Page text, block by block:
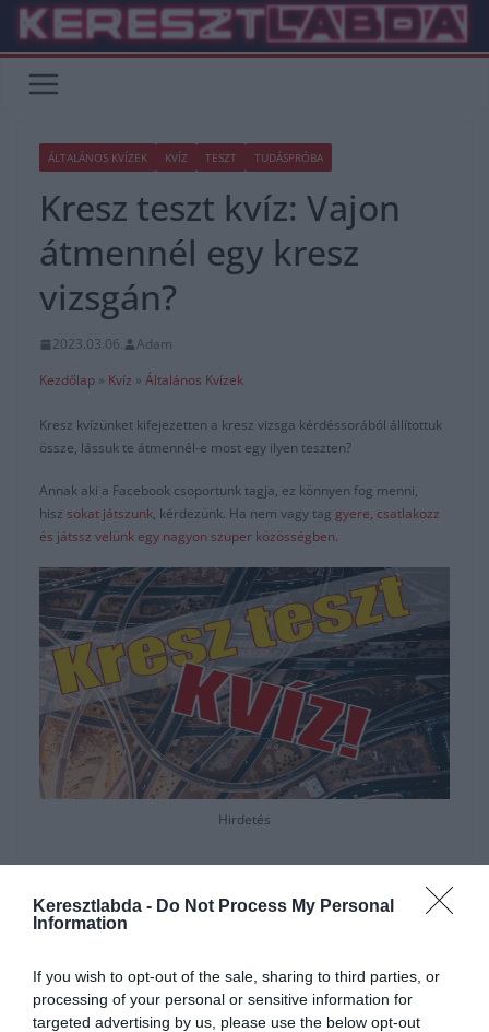
Keresztlabda - Do Not Process My Personal
Information
If you wish to opt-out of the sale, sharing to third parties, or
processing of your personal or sensitive information for
targeted advertising by us, please use the below opt-out
Skip
content
ÁLTALÁNOS KVÍZEK KVÍZ TESZT TUDÁSPRÓBA
Kresz teszt kvíz: Vajon
átmennél egy kresz
vizsgán?
2023.03.06.
Adam
Kezdőlap » Kvíz » Általános Kvízek
Kresz kvízünket kifejezetten a kresz vizsga kérdéssorából állítottuk
össze, lássuk te átmennél-e most egy ilyen teszten?
Annak aki a Facebook csoportunk tagja, ez könnyen fog menni,
hisz sokat játszunk, kérdezünk. Ha nem vagy tag gyere, csatlakozz
és játssz velünk egy nagyon szuper közösségben.
Hirdetés